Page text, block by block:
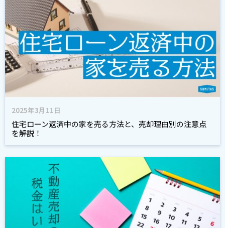
2025年3月11日
住宅ローン返済中の家を売る方法と、売却理由別の注意点
を解説！